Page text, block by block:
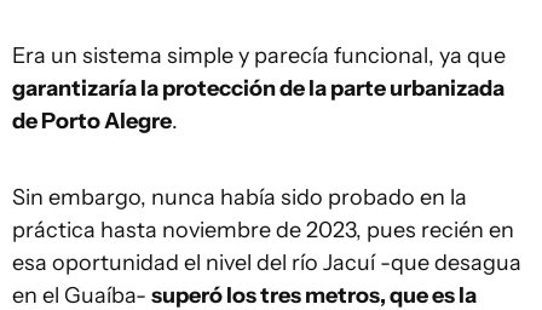
Era un sistema simple y parecía funcional, ya que
garantizaría la protección de la parte urbanizada
de Porto Alegre.
Sin embargo, nunca había sido probado en la
práctica hasta noviembre de 2023, pues recién en
esa oportunidad el nivel del río Jacuí -que desagua
en el Guaíba- superó los tres metros, que es la